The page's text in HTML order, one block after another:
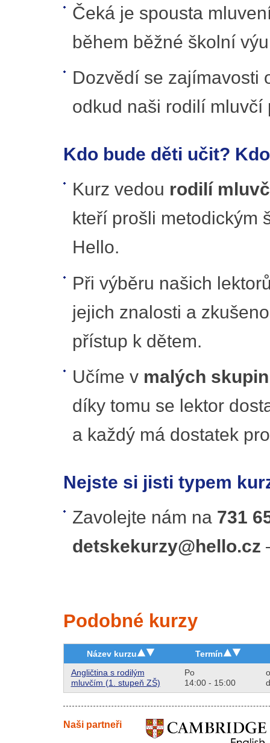
Čeká je spousta
během běžné školní
Dozvědí se zajímavosti
odkud naši rodilí mluvčí
Kdo bude děti učit?
Kurz vedou rodilí
kteří prošli metodickým
Hello.
Při výběru našich
jejich znalosti a
přístup k dětem.
Učíme v malých
díky tomu se lektor
a každý má dostatek
Nejste si jisti typem
Zavolejte nám na 731
detskekurzy@hello.cz
Podobné kurzy
Název kurzu
Termín
Angličtina s rodilým
mluvčím (1. stupeň ZŠ)
Po
14:00 - 15:00
Naši partneři